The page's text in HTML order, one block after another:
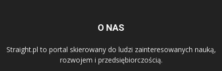
O NAS
Straight.pl to portal skierowany do ludzi zainteresowanych nauką,
rozwojem i przedsiębiorczością.